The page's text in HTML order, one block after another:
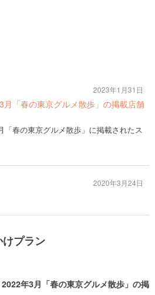
「春の東京グルメ散歩」の掲載店舗
「春の東京グルメ散歩」に掲載されたス
2023年1月31日
2020年3月24日
プラン
年3月「春の東京グルメ散歩」の掲